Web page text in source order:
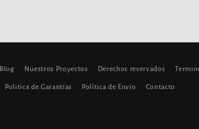
Blog Nuestros Proyectos Derechos reservados
Politica de Garantías Política de Envío Contacto